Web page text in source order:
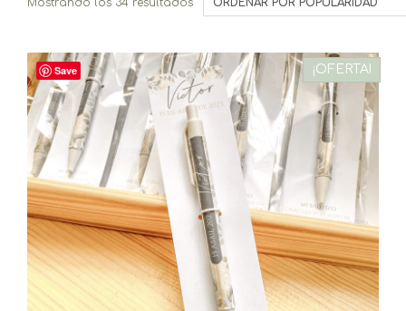
Mostrando los 34 resultados
por
Save ¡OFERTA!